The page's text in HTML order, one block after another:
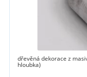
dřevěná dekorace z
hloubka)